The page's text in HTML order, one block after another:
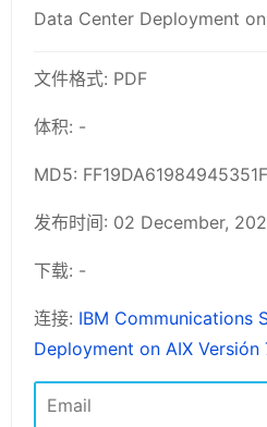
Data Center Deployment on
文件格式: PDF
体积: -
MD5:
发布时间: 02 December,
下载: -
连接: IBM Communications
Deployment on AIX Versión